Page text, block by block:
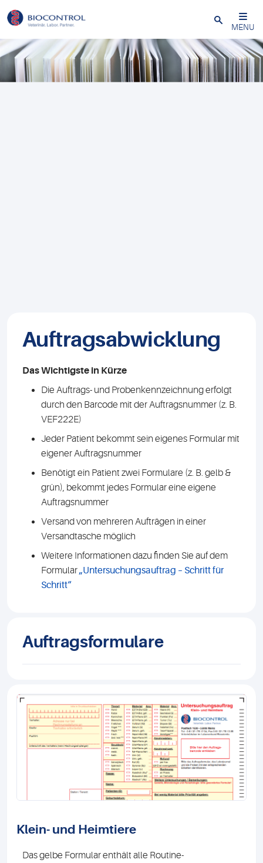
Close
MENU
Auftragsabwicklung
Das Wichtigste in Kürze
Die Auftrags- und Probenkennzeichnung erfolgt
durch den Barcode mit der Auftragsnummer (z. B.
VEF222E)
Jeder Patient bekommt sein eigenes Formular mit
eigener Auftragsnummer
Benötigt ein Patient zwei Formulare (z. B. gelb &
grün), bekommt jedes Formular eine eigene
Auftragsnummer
Versand von mehreren Aufträgen in einer
Versandtasche möglich
Weitere Informationen dazu finden Sie auf dem
Formular„Untersuchungsauftrag – Schritt für
Schritt“
Auftragsformulare
Klein- und Heimtiere
Das gelbe Formular enthält alle Routine-